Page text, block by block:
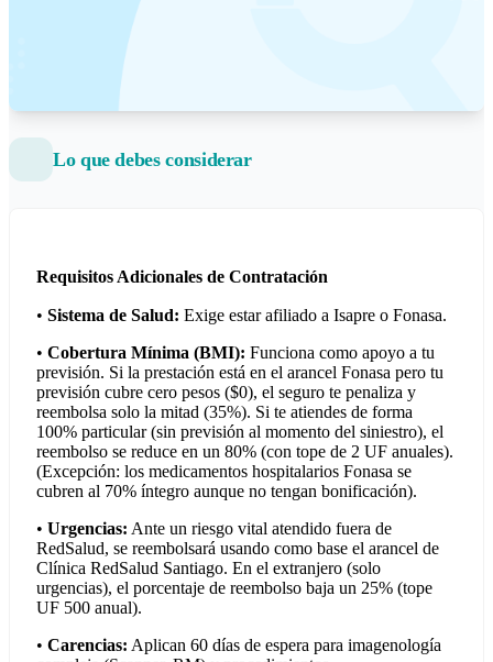
Lo que debes considerar
Requisitos Adicionales de Contratación
• Sistema de Salud: Exige estar afiliado a Isapre o Fonasa.
• Cobertura Mínima (BMI): Funciona como apoyo a tu
previsión. Si la prestación está en el arancel Fonasa pero tu
previsión cubre cero pesos ($0), el seguro te penaliza y
reembolsa solo la mitad (35%). Si te atiendes de forma
100% particular (sin previsión al momento del siniestro), el
reembolso se reduce en un 80% (con tope de 2 UF anuales).
(Excepción: los medicamentos hospitalarios Fonasa se
cubren al 70% íntegro aunque no tengan bonificación).
• Urgencias: Ante un riesgo vital atendido fuera de
RedSalud, se reembolsará usando como base el arancel de
Clínica RedSalud Santiago. En el extranjero (solo
urgencias), el porcentaje de reembolso baja un 25% (tope
UF 500 anual).
• Carencias: Aplican 60 días de espera para imagenología